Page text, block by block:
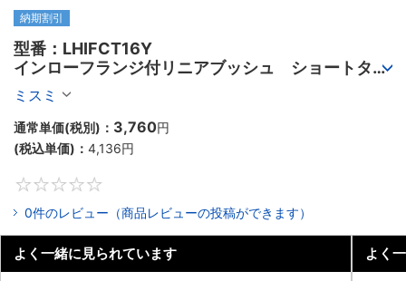
納期割引
型番：LHIFCT16Y
インローフランジ付リニアブッシュ　ショートタイ
プ
ミスミ
通常単価(税別)： 3,760円
(税込単価)： 4,136円
0件のレビュー（商品レビューの投稿ができます）
よく一緒に見られています よく